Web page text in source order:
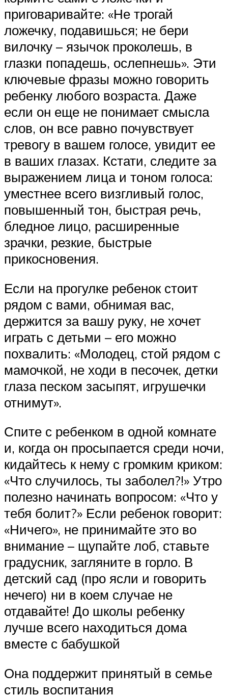
приговаривайте: «Не трогай
ложечку, подавишься; не бери
вилочку – язычок проколешь, в
глазки попадешь, ослепнешь». Эти
ключевые фразы можно говорить
ребенку любого возраста. Даже
если он еще не понимает смысла
слов, он все равно почувствует
тревогу в вашем голосе, увидит ее
в ваших глазах. Кстати, следите за
выражением лица и тоном голоса:
уместнее всего визгливый голос,
повышенный тон, быстрая речь,
бледное лицо, расширенные
зрачки, резкие, быстрые
прикосновения.
Если на прогулке ребенок стоит
рядом с вами, обнимая вас,
держится за вашу руку, не хочет
играть с детьми – его можно
похвалить: «Молодец, стой рядом с
мамочкой, не ходи в песочек, детки
глаза песком засыпят, игрушечки
отнимут».
Спите с ребенком в одной комнате
и, когда он просыпается среди ночи,
кидайтесь к нему с громким криком:
«Что случилось, ты заболел?!» Утро
полезно начинать вопросом: «Что у
тебя болит?» Если ребенок говорит:
«Ничего», не принимайте это во
внимание – щупайте лоб, ставьте
градусник, загляните в горло. В
детский сад (про ясли и говорить
нечего) ни в коем случае не
отдавайте! До школы ребенку
лучше всего находиться дома
вместе с бабушкой
Она поддержит принятый в семье
стиль воспитания